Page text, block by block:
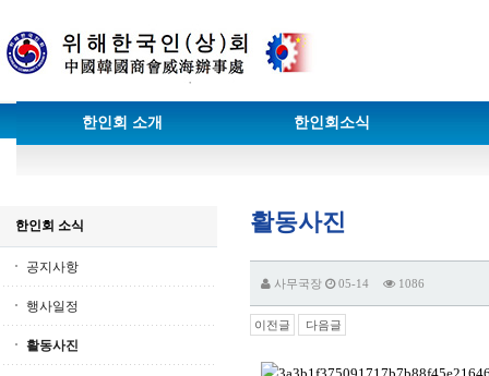
한인회 소개 한인회소식
한인회 소식
공지사항
행사일정
활동사진
활동사진
사무국장 05-14 1086
이전글 다음글